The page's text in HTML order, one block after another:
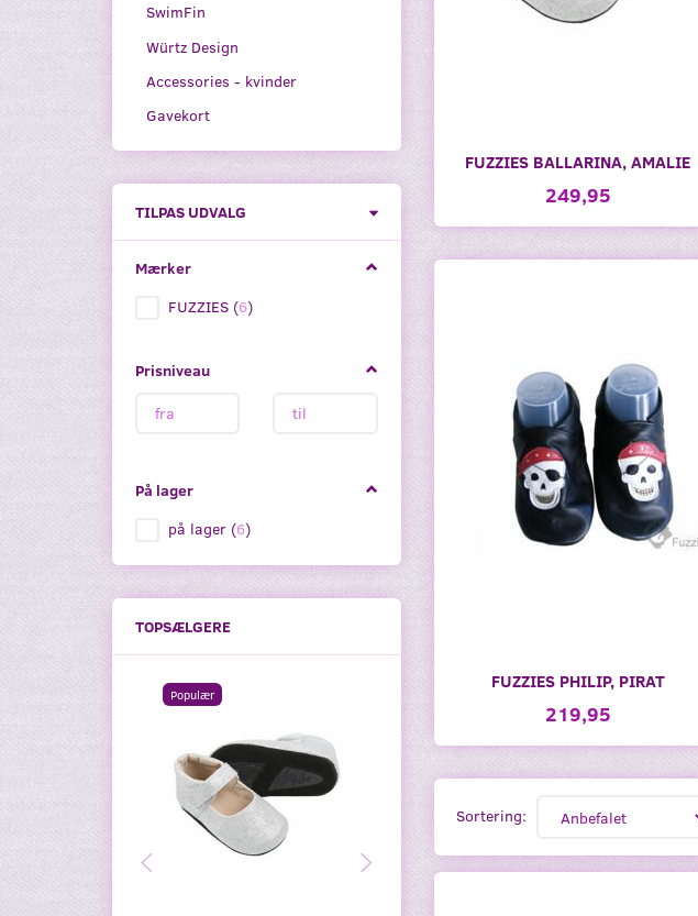
SwimFin
Würtz Design
Accessories - kvinder
Gavekort
TILPAS UDVALG
filter
Mærker
FUZZIES (6)
Prisniveau
På lager
på lager (6)
TOPSÆLGERE
Populær
FUZZIES BALLARINA, AMALIE
249,95
FUZZIES PHILIP, PIRAT
219,95
Sortering: